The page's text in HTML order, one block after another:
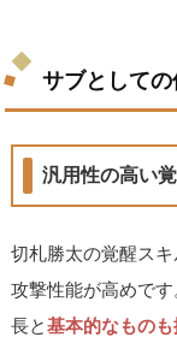
サブとして
汎用性の高い
切札勝太の覚醒ス
攻撃性能が高めで
長と基本的なもの